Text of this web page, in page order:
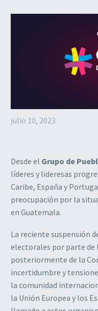
julio 10, 2023
Desde el Grupo de
líderes y lideresas
Caribe, España y
preocupación por la
en Guatemala.
La reciente suspensión
electorales por parte
posteriormente de la
incertidumbre y
la comunidad
la Unión Europea y los